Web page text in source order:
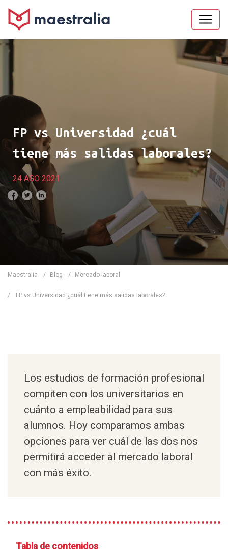
FP vs Universidad ¿cuál
tiene más salidas laborales?
24 AGO 2021
Maestralia / Blog / Mercado laboral
/ FP vs Universidad ¿cuál tiene más salidas laborales?
Los estudios de formación profesional
compiten con los universitarios en
cuánto a empleabilidad para sus
alumnos. Hoy comparamos ambas
opciones para ver cuál de las dos nos
permitirá acceder al mercado laboral
con más éxito.
Tabla de contenidos